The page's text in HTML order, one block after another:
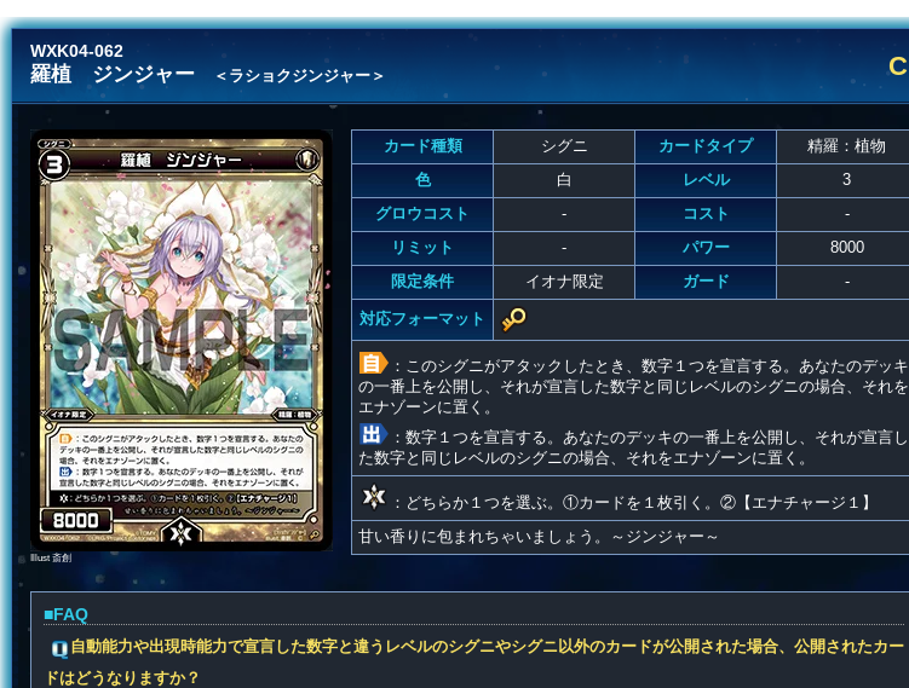
WXK04-062
羅植 ジンジャー ＜ラショクジンジャー＞ C
Illust 斎創
カード種類 シグニ カードタイプ
精羅：植物
色
白 レベル
3
グロウコスト
- コスト
-
リミット
- パワー
8000
限定条件
イオナ限定 ガード -
対応フォーマット
：このシグニがアタックしたとき、数字１つを宣言する。あなたのデッキ
の一番上を公開し、それが宣言した数字と同じレベルのシグニの場合、それを
エナゾーンに置く。
：数字１つを宣言する。あなたのデッキの一番上を公開し、それが宣言し
た数字と同じレベルのシグニの場合、それをエナゾーンに置く。
：どちらか１つを選ぶ。①カードを１枚引く。②【エナチャージ１】
甘い香りに包まれちゃいましょう。～ジンジャー～
■FAQ
自動能力や出現時能力で宣言した数字と違うレベルのシグニやシグニ以外のカードが公開された場合、公開されたカー
ドはどうなりますか？